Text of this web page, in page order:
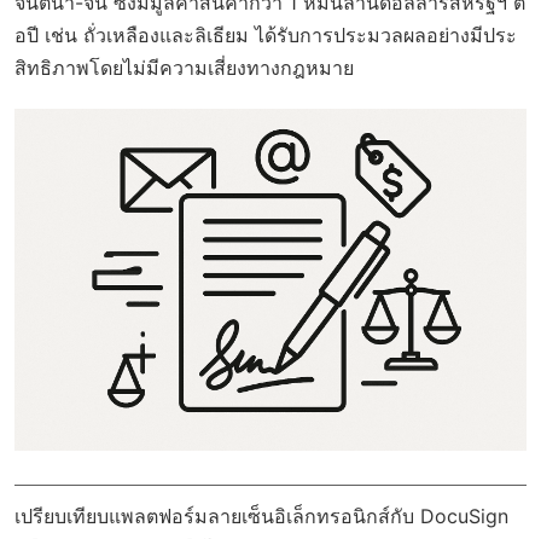
อปี เช่น ถั่วเหลืองและลิเธียม ได้รับการประมวลผลอย่างมีประ
สิทธิภาพโดยไม่มีความเสี่ยงทางกฎหมาย
เปรียบเทียบแพลตฟอร์มลายเซ็นอิเล็กทรอนิกส์กับ DocuSign